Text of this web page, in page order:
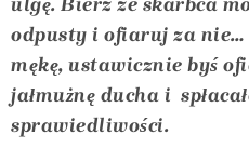
odpusty i ofiaruj za nie…
mękę, ustawicznie byś
jałmużnę ducha i
sprawiedliwości.